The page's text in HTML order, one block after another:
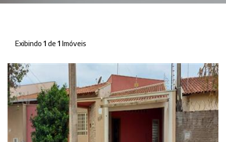
Exibindo 1 de1 Imóveis